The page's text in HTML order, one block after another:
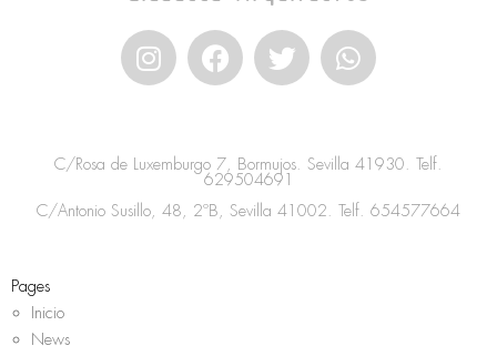
I
n
a
g
r
F
a
b
o
o
T
w
t
e
r
W
h
s
a
p
C/Rosa de Luxemburgo 7, Bormujos. Sevilla 41930. Telf.
629504691
C/Antonio Susillo, 48, 2ºB, Sevilla 41002. Telf. 654577664
Pages
Inicio
News